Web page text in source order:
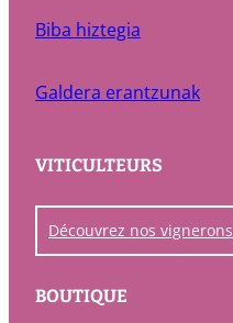
Biba hiztegia
Galdera erantzunak
VITICULTEURS
Découvrez nos vignerons
BOUTIQUE